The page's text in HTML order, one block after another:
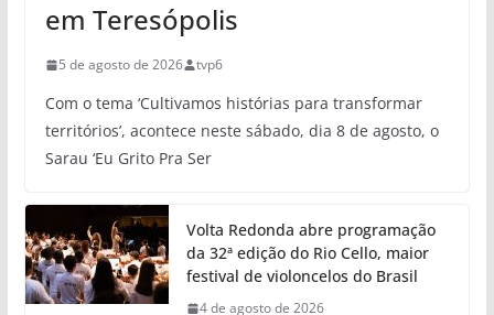
em Teresópolis
5 de agosto de 2026 tvp6
Com o tema ‘Cultivamos histórias para transformar
territórios’, acontece neste sábado, dia 8 de agosto, o
Sarau ‘Eu Grito Pra Ser
Volta Redonda abre programação
da 32ª edição do Rio Cello, maior
festival de violoncelos do Brasil
4 de agosto de 2026